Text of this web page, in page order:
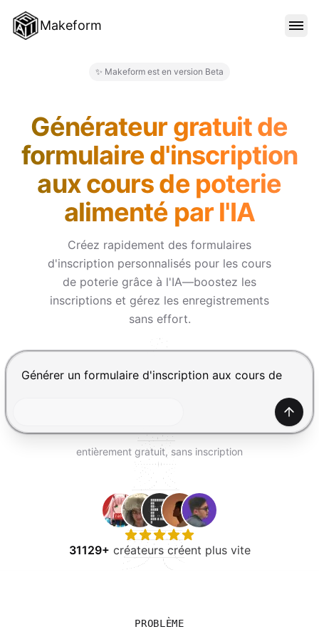
Makeform
BLOG
TARIFS
SE CONNECTER
ESSAYER GRATUITEMENT
✨ Makeform est en version Beta
Générateur gratuit de
formulaire d'inscription
aux cours de poterie
alimenté par l'IA
Créez rapidement des formulaires
d'inscription personnalisés pour les cours
de poterie grâce à l'IA—boostez les
inscriptions et gérez les enregistrements
sans effort.
Appuyez sur Entrée pour envoyer, Maj+Entrée pour
entièrement gratuit, sans inscription
31129+ créateurs créent plus vite
PROBLÈME